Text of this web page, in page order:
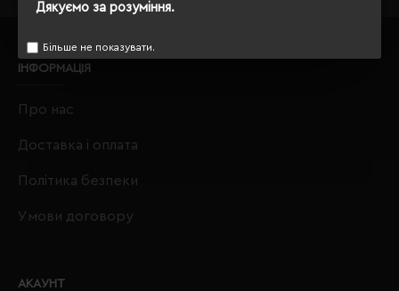
Дякуємо за розуміння.
Більше не показувати.
ІНФОРМАЦІЯ
Про нас
Доставка і оплата
Політика безпеки
Умови договору
АКАУНТ